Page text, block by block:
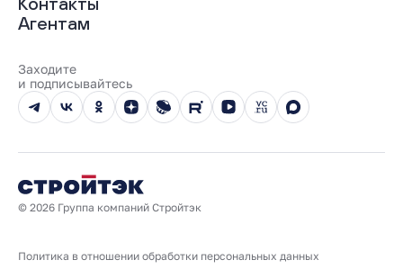
Трейд-ин
100% оплата
Документы
Выдача ключей
О нас
Карьера
Реализованные проекты
Вопросы и ответы
Новости
Юбилейный год
Агентам
Заходите
и подписывайтесь
© 2026 Группа компаний Стройтэк
Политика в отношении обработки персональных данных